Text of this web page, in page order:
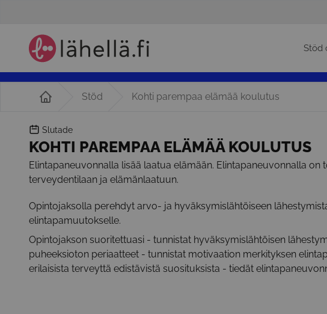
Stöd
Stöd Kohti parempaa elämää koulutus
Slutade
KOHTI PAREMPAA ELÄMÄÄ KOULUTUS
Elintapaneuvonnalla lisää laatua elämään. Elintapaneuvonnalla
terveydentilaan ja elämänlaatuun.
Opintojaksolla perehdyt arvo- ja hyväksymislähtöiseen
elintapamuutokselle.
Opintojakson suoritettuasi - tunnistat hyväksymislähtöisen
puheeksioton periaatteet - tunnistat motivaation merkityksen
erilaisista terveyttä edistävistä suosituksista - tiedät